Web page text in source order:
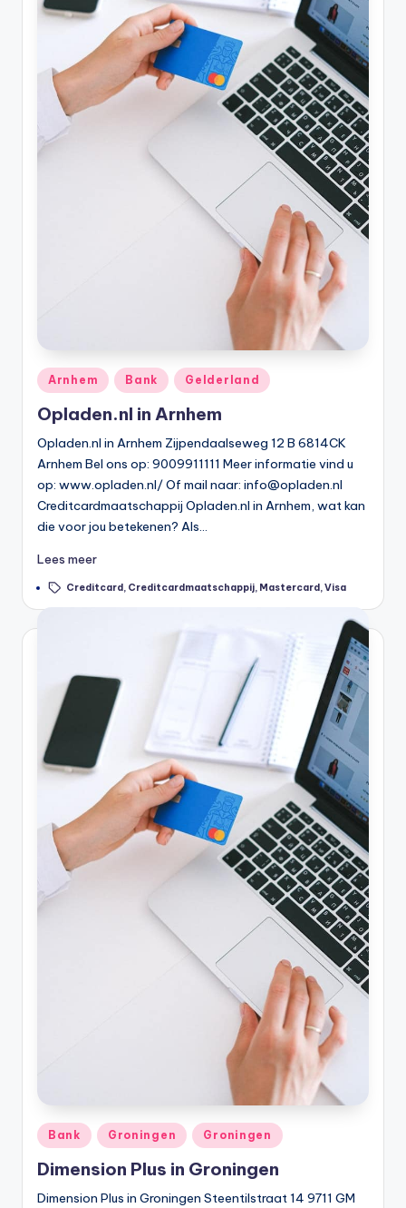
Geplaatst
in
Arnhem Bank Gelderland
Opladen.nl in Arnhem
Opladen.nl in Arnhem Zijpendaalseweg 12 B 6814CK
Arnhem Bel ons op: 9009911111 Meer informatie vind u
op: www.opladen.nl/ Of mail naar: info@opladen.nl
Creditcardmaatschappij Opladen.nl in Arnhem, wat kan
die voor jou betekenen? Als…
Lees meer
Tags: Creditcard, Creditcardmaatschappij, Mastercard,Visa
Geplaatst
in
Bank Groningen Groningen
Dimension Plus in Groningen
Dimension Plus in Groningen Steentilstraat 14 9711 GM